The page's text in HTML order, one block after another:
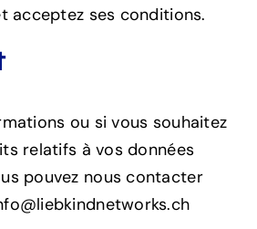
acceptez ses conditions.
ou si vous souhaitez
relatifs à vos données
pouvez nous contacter